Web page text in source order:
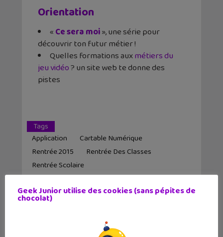
Orientation
«Ce sera moi», une série pour
découvrir ton futur métier !
Quelles formations auxmétiers du
jeu vidéo? un site web te donne des
pistes
Tags
Application
Cartable Numérique
Rentrée 2015
Rentrée Des Classes
Rentrée Scolaire
Article précédent Article suivant
Geek Junior utilise des cookies (sans pépites de
chocolat)